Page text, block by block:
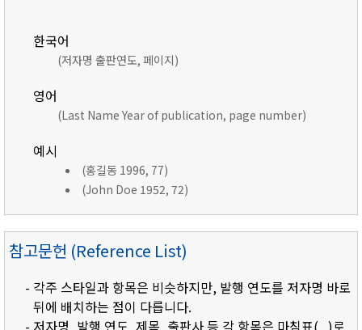
한국어
(저자명 출판연도, 페이지)
영어
(Last Name Year of publication, page number)
예시
(홍길동 1996, 77)
(John Doe 1952, 72)
참고문헌 (Reference List)
- 각주 스타일과 항목은 비슷하지만, 발행 연도를 저자명 바로
뒤에 배치하는 점이 다릅니다.